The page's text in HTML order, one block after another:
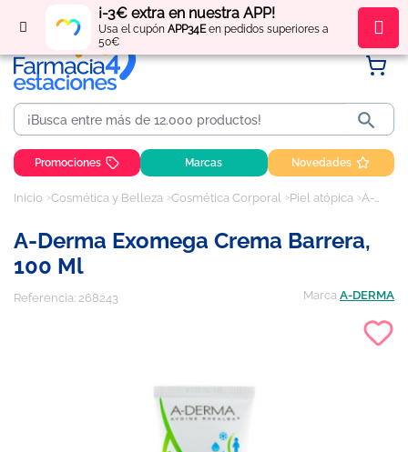
¡-3€ extra en nuestra APP!
Usa el cupón APP34Een pedidos superiores a
50€
Regístratey obténpuntos por tus compras

Promociones Marcas Novedades
Inicio Cosmética y Belleza Cosmética Corporal Piel atópica A-Derma Exomega Crema Barrera, 100 ml
A-Derma Exomega Crema Barrera,
100 Ml
Referencia: 268243 Marca A-DERMA